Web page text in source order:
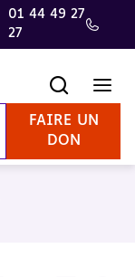
01 44 49 27
27
FAIRE UN
DON